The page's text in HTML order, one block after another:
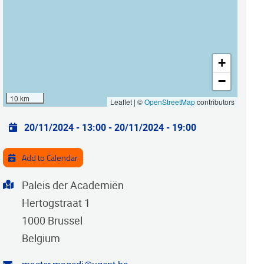
10 km
+
−
Leaflet | ©OpenStreetMapcontributors
Practical info
20/11/2024 - 13:00-20/11/2024 - 19:00
Add to Calendar
Address
Paleis der Academiën
Hertogstraat 1
1000 Brussel
Belgium